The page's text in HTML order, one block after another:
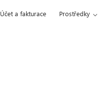
Účet a fakturace Prostředky